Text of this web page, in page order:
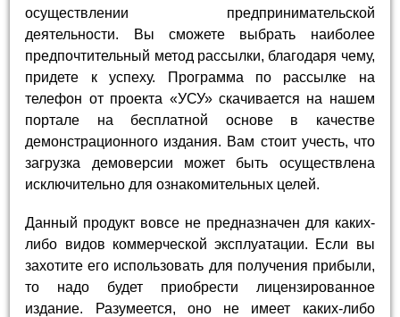
осуществлении предпринимательской
деятельности. Вы сможете выбрать наиболее
предпочтительный метод рассылки, благодаря чему,
придете к успеху. Программа по рассылке на
телефон от проекта «УСУ» скачивается на нашем
портале на бесплатной основе в качестве
демонстрационного издания. Вам стоит учесть, что
загрузка демоверсии может быть осуществлена
исключительно для ознакомительных целей.
Данный продукт вовсе не предназначен для каких-
либо видов коммерческой эксплуатации. Если вы
захотите его использовать для получения прибыли,
то надо будет приобрести лицензированное
издание. Разумеется, оно не имеет каких-либо